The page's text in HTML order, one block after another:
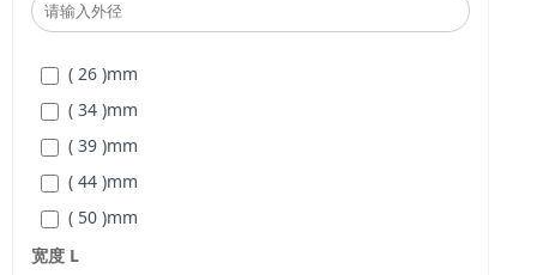
( 18,19,20,22,24,25,28,30,32,35,38,40 )
( 26 )mm
( 34 )mm
( 39 )mm
( 44 )mm
( 50 )mm
( 56 )
宽度 L